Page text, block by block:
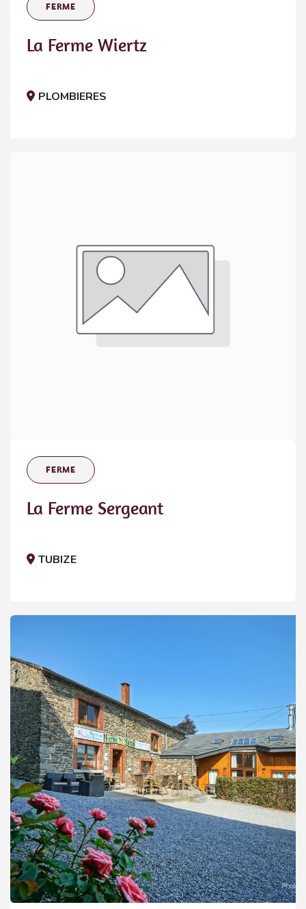
FERME
La Ferme Wiertz
PLOMBIERES
FERME
La Ferme Sergeant
TUBIZE